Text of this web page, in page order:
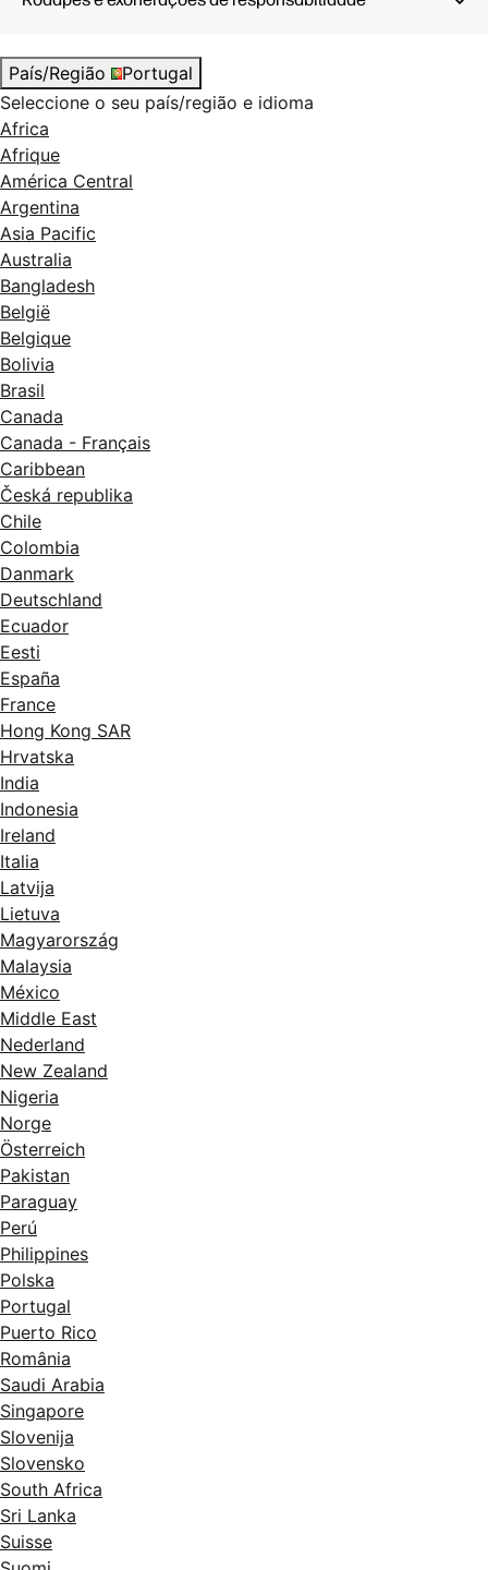
País/Região
Portugal
Seleccione o seu país/região e idioma
Africa
Afrique
América Central
Argentina
Asia Pacific
Australia
Bangladesh
België
Belgique
Bolivia
Brasil
Canada
Canada - Français
Caribbean
Česká republika
Chile
Colombia
Danmark
Deutschland
Ecuador
Eesti
España
France
Hong Kong SAR
Hrvatska
India
Indonesia
Ireland
Italia
Latvija
Lietuva
Magyarország
Malaysia
México
Middle East
Nederland
New Zealand
Nigeria
Norge
Österreich
Pakistan
Paraguay
Perú
Philippines
Polska
Portugal
Puerto Rico
România
Saudi Arabia
Singapore
Slovenija
Slovensko
South Africa
Sri Lanka
Suisse